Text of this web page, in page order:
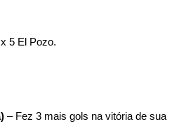
5 El Pozo.
– Fez 3 mais gols na vitória de sua